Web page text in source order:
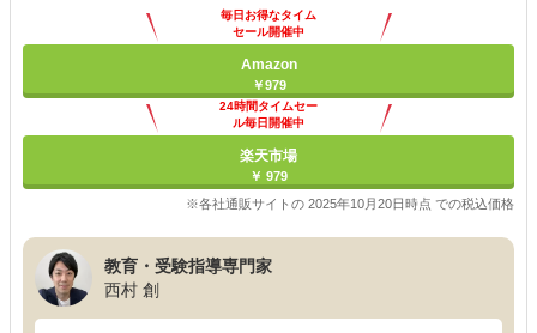
毎日お得なタイム
セール開催中
Amazon
￥979
24時間タイムセー
ル毎日開催中
楽天市場
￥ 979
※各社通販サイトの 2025年10月20日時点 での税込価格
教育・受験指導専門家
西村 創